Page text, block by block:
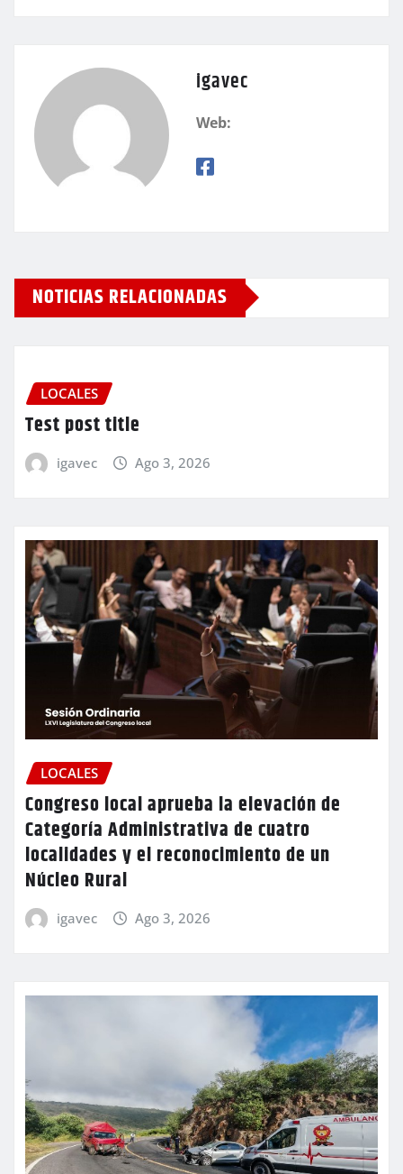
igavec
Web:
NOTICIAS RELACIONADAS
LOCALES
Test post title
igavec Ago 3, 2026
LOCALES
Congreso local aprueba la elevación de
Categoría Administrativa de cuatro
localidades y el reconocimiento de un
Núcleo Rural
igavec Ago 3, 2026